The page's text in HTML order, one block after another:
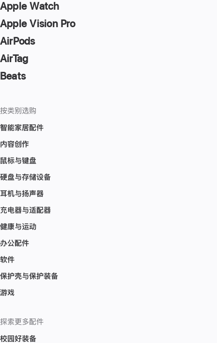
Apple Watch
Apple Vision Pro
AirPods
AirTag
Beats
按类别选购
智能家居配件
内容创作
鼠标与键盘
硬盘与存储设备
耳机与扬声器
充电器与适配器
健康与运动
办公配件
软件
保护壳与保护装备
游戏
探索更多配件
校园好装备